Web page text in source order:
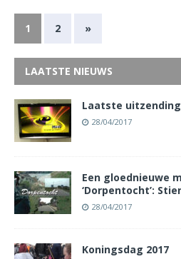
1 2 »
LAATSTE NIEUWS
Laatste
28/04/2017
Een gloednieuwe
‘Dorpentocht’:
28/04/2017
Koningsdag 2017